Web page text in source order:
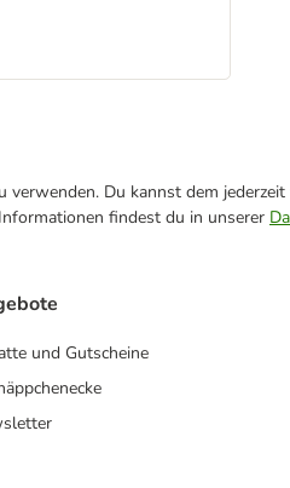
Du kannst dem
findest du in unserer
und Gutscheine